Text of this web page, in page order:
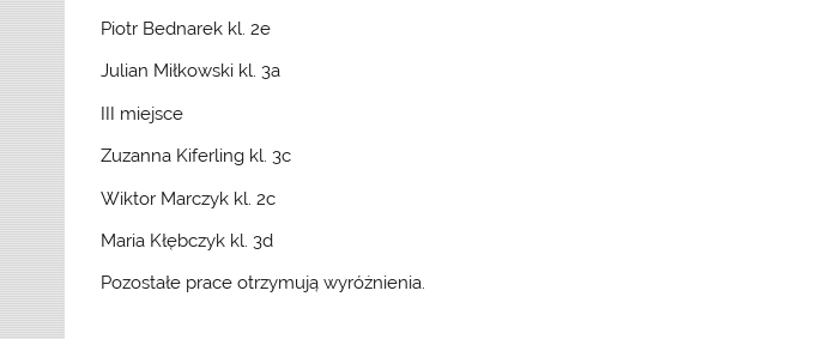
Piotr Bednarek kl. 2e
Julian Miłkowski kl. 3a
III miejsce
Zuzanna Kiferling kl. 3c
Wiktor Marczyk kl. 2c
Maria Kłębczyk kl. 3d
Pozostałe prace otrzymują wyróżnienia.